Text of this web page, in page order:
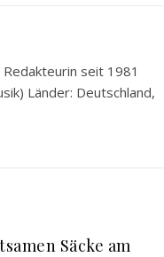
seit 1981
Länder: Deutschland,
Säcke am